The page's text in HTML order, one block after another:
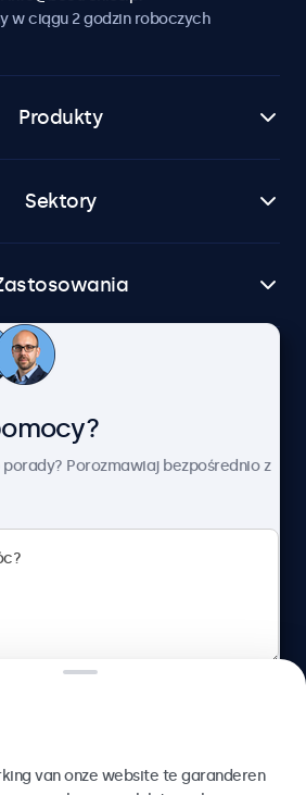
w ciągu 2 godzin roboczych
Produkty
Sektory
klienta
Porozmawiaj bezpośrednio z
Wyślij
van onze website te garanderen